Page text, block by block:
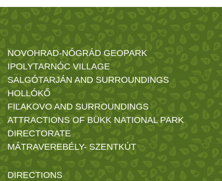
NOVOHRAD-NÓGRÁD GEOPARK
IPOLYTARNÓC VILLAGE
SALGÓTARJÁN AND SURROUNDINGS
HOLLÓKŐ
FIĽAKOVO AND SURROUNDINGS
ATTRACTIONS OF BÜKK NATIONAL PARK
DIRECTORATE
MÁTRAVEREBÉLY- SZENTKÚT
DIRECTIONS